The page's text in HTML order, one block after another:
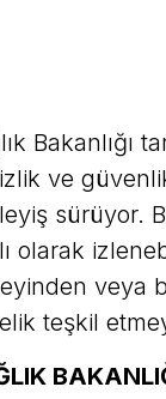
Bakanlığı
ve
sürüyor.
olarak
veya
teşkil